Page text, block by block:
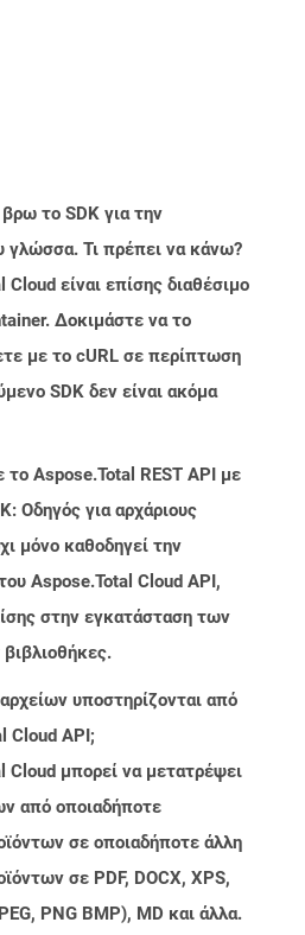
το SDK για την
γλώσσα. Τι πρέπει να κάνω?
Cloud είναι επίσης διαθέσιμο
Δοκιμάστε να το
με το cURL σε περίπτωση
SDK δεν είναι ακόμα
το Aspose.Total REST API με
Οδηγός για αρχάριους
μόνο καθοδηγεί την
Aspose.Total Cloud API,
στην εγκατάσταση των
υποστηρίζονται από
Cloud API;
Cloud μπορεί να μετατρέψει
από οποιαδήποτε
σε οποιαδήποτε άλλη
σε PDF, DOCX, XPS,
PNG BMP), MD και άλλα.